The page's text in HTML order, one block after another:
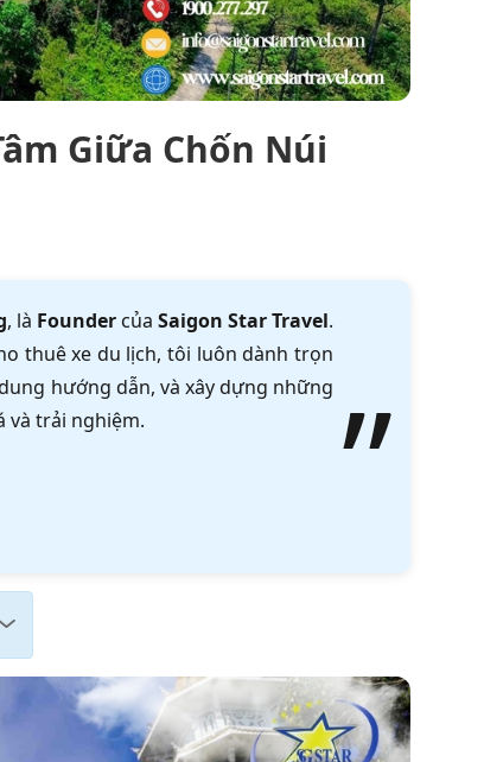
Giữa Chốn Núi
, là Foundercủa Saigon Star Travel.
thuê xe du lịch, tôi luôn dành trọn
hướng dẫn, và xây dựng những
và trải nghiệm.